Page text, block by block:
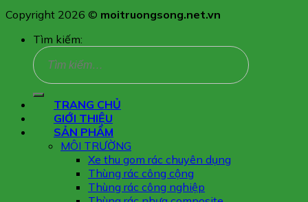
Copyright 2026 © moitruongsong.net.vn
Tìm kiếm:
TRANG CHỦ
GIỚI THIỆU
SẢN PHẨM
MÔI TRƯỜNG
Xe thu gom rác chuyên dụng
Thùng rác công cộng
Thùng rác công nghiệp